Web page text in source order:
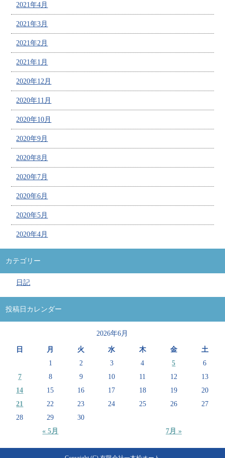
2021年4月
2021年3月
2021年2月
2021年1月
2020年12月
2020年11月
2020年10月
2020年9月
2020年8月
2020年7月
2020年6月
2020年5月
2020年4月
カテゴリー
日記
投稿日カレンダー
2026年6月
日 月 火 水 木 金 土
« 5月 7月 »
1 2 3 4 5
6
7
8 9 10 11 12
13
14
15 16 17 18 19
20
21
22 23 24 25 26
27
28
29 30